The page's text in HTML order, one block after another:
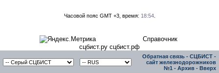
Часовой пояс GMT +3, время: 18:54.
Справочник
сцбист.ру сцбист.рф
Обратная связь - СЦБИСТ -
сайт железнодорожников
№1 - Архив - Вверх